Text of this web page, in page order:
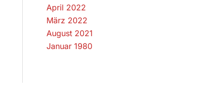
April 2022
März 2022
August 2021
Januar 1980